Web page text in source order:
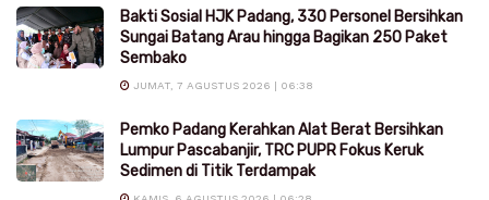
Bakti Sosial HJK Padang, 330 Personel Bersihkan
Sungai Batang Arau hingga Bagikan 250 Paket
Sembako
JUMAT, 7 AGUSTUS 2026 | 06:38
Pemko Padang Kerahkan Alat Berat Bersihkan
Lumpur Pascabanjir, TRC PUPR Fokus Keruk
Sedimen di Titik Terdampak